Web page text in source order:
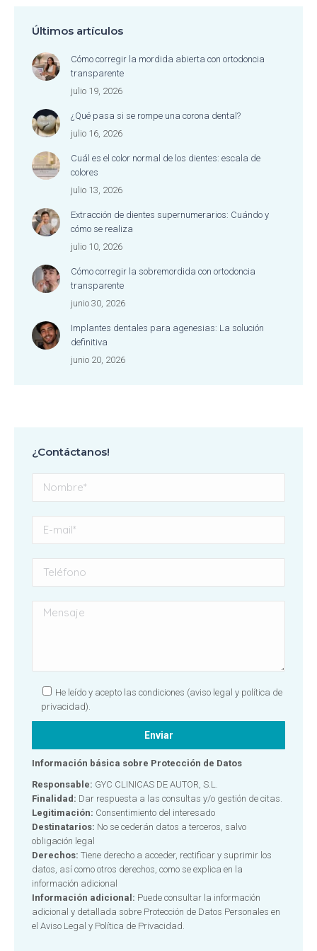
Últimos artículos
Cómo corregir la mordida abierta con ortodoncia
transparente
julio 19, 2026
¿Qué pasa si se rompe una corona dental?
julio 16, 2026
Cuál es el color normal de los dientes: escala de
colores
julio 13, 2026
Extracción de dientes supernumerarios: Cuándo y
cómo se realiza
julio 10, 2026
Cómo corregir la sobremordida con ortodoncia
transparente
junio 30, 2026
Implantes dentales para agenesias: La solución
definitiva
junio 20, 2026
¿Contáctanos!
He leído y acepto las condiciones (aviso legal y política de
privacidad).
Información básica sobre Protección de Datos
Responsable: GYC CLINICAS DE AUTOR, S.L.
Finalidad: Dar respuesta a las consultas y/o gestión de citas.
Legitimación: Consentimiento del interesado
Destinatarios: No se cederán datos a terceros, salvo
obligación legal
Derechos: Tiene derecho a acceder, rectificar y suprimir los
datos, así como otros derechos, como se explica en la
información adicional
Información adicional: Puede consultar la información
adicional y detallada sobre Protección de Datos Personales en
el Aviso Legal y Política de Privacidad.